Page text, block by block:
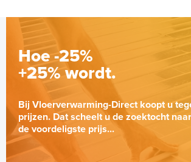
Hoe -25%
+25% wordt.
Bij Vloerverwarming-Direct koopt u
prijzen. Dat scheelt u de zoektocht naar
de voordeligste prijs...